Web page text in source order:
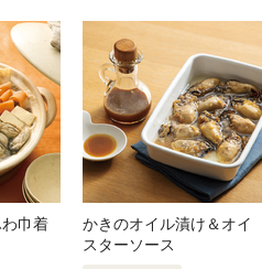
巾着
かきのオイル漬け＆オイ
スターソース